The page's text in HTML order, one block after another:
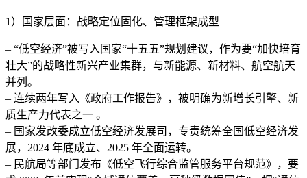
1）国家层面：战略定位固化、管理框架成型
– “低空经济”被写入国家“十五五”规划建议，作为要“加快培育
壮大”的战略性新兴产业集群，与新能源、新材料、航空航天
并列。
– 连续两年写入《政府工作报告》，被明确为新增长引擎、新
质生产力代表之一 。
– 国家发改委成立低空经济发展司，专责统筹全国低空经济发
展，2024 年底成立、2025 年全面运转。
– 民航局等部门发布《低空飞行综合监管服务平台规范》，要